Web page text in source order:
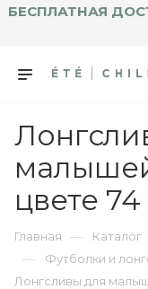
БЕСПЛАТНАЯ
цвете
Главная — Каталог
— Футболки и
Лонгсливы для